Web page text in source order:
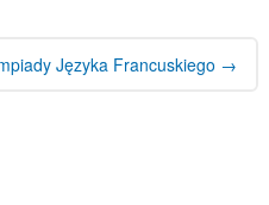
Języka Francuskiego →